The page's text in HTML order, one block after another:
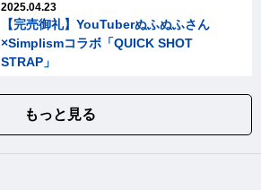
2025.04.23
【完売御礼】YouTuberぬふぬふさん
×Simplismコラボ「QUICK SHOT
STRAP」
もっと見る